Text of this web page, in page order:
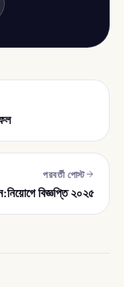
পরবর্তী পোস্ট
বিজ্ঞপ্তি ২০২৫